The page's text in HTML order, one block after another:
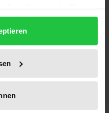
on the legal order
its regulatory traditions.
as a multilevel
and self-
the general